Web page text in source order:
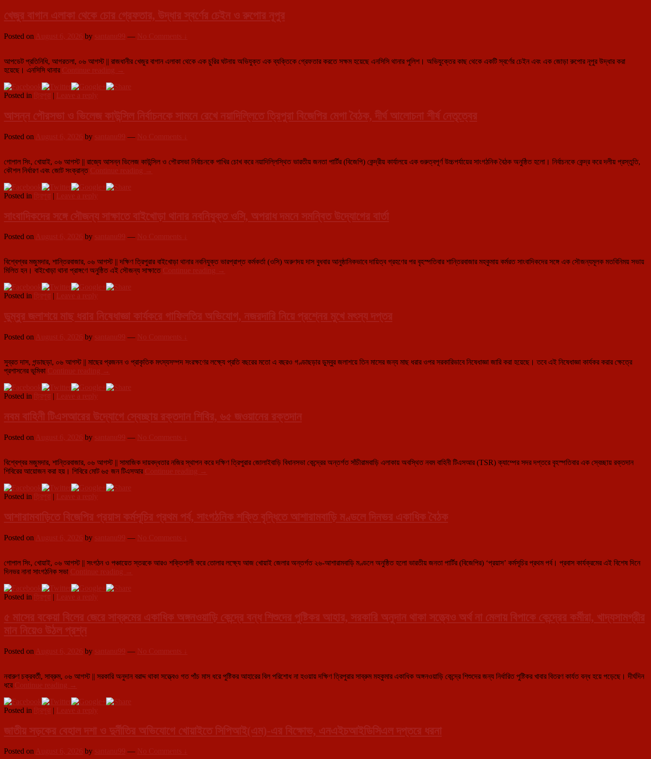
খেজুর বাগান এলাকা থেকে চোর গ্রেফতার, উদ্ধার স্বর্ণের চেইন ও রুপোর নূপুর
Posted on August 6, 2026 by santanu99 — No Comments ↓
আপডেট প্রতিনিধি, আগরতলা, ০৬ আগস্ট || রাজধানীর খেজুর বাগান এলাকা থেকে এক চুরির ঘটনায় অভিযুক্ত এক ব্যক্তিকে গ্রেফতার করতে সক্ষম হয়েছে এনসিসি থানার পুলিশ। অভিযুক্তের কাছ থেকে একটি স্বর্ণের চেইন এবং এক জোড়া রুপোর নূপুর উদ্ধার করা
হয়েছে। এনসিসি থানার Continue reading খেজুর
এলাকা
গ্রেফতার,
উদ্ধার
চেইন
রুপোর
নূপুর
→
Posted in ত্রিপুরা | Leave a reply
আসন্ন পৌরসভা ও ভিলেজ কাউন্সিল নির্বাচনকে সামনে রেখে নয়াদিল্লিতে ত্রিপুরা বিজেপির মেগা বৈঠক, দীর্ঘ আলোচনা শীর্ষ নেতৃত্বের
Posted on August 6, 2026 by santanu99 — No Comments ↓
গোপাল সিং, খোয়াই, ০৬ আগস্ট || রাজ্যে আসন্ন ভিলেজ কাউন্সিল ও পৌরসভা নির্বাচনকে পাখির চোখ করে নয়াদিল্লিস্থিত ভারতীয় জনতা পার্টির (বিজেপি) কেন্দ্রীয় কার্যালয়ে এক গুরুত্বপূর্ণ উচ্চপর্যায়ের সাংগঠনিক বৈঠক অনুষ্ঠিত হলো। নির্বাচনকে কেন্দ্র করে দলীয় প্রস্তুতি,
কৌশল নির্ধারণ এবং জোট সংক্রান্ত Continue reading আসন্ন
নির্বাচনকে
সামনে
নয়াদিল্লিতে
বিজেপির
মেগা
বৈঠক,
নেতৃত্বের
→
Posted in ত্রিপুরা | Leave a reply
সাংবাদিকদের সঙ্গে সৌজন্য সাক্ষাতে বাইখোড়া থানার নবনিযুক্ত ওসি, অপরাধ দমনে সমন্বিত উদ্যোগের বার্তা
Posted on August 6, 2026 by santanu99 — No Comments ↓
বিশ্বেশ্বর মজুমদার, শান্তিরবাজার, ০৬ আগস্ট || দক্ষিণ ত্রিপুরার বাইখোড়া থানার নবনিযুক্ত ভারপ্রাপ্ত কর্মকর্তা (ওসি) অরুণদয় দাস বুধবার আনুষ্ঠানিকভাবে দায়িত্ব গ্রহণের পর বৃহস্পতিবার শান্তিরবাজার মহকুমায় কর্মরত সাংবাদিকদের সঙ্গে এক সৌজন্যমূলক মতবিনিময় সভায়
মিলিত হন। বাইখোড়া থানা প্রাঙ্গণে অনুষ্ঠিত এই সৌজন্য সাক্ষাতে Continue reading সাংবাদিকদের
থানার
নবনিযুক্ত
সমন্বিত
উদ্যোগের
→
Posted in ত্রিপুরা | Leave a reply
ডুম্বুর জলাশয়ে মাছ ধরার নিষেধাজ্ঞা কার্যকরে গাফিলতির অভিযোগ, নজরদারি নিয়ে প্রশ্নের মুখে মৎস্য দপ্তর
Posted on August 6, 2026 by santanu99 — No Comments ↓
সুব্রত দাস, গন্ডাছড়া, ০৬ আগস্ট || মাছের প্রজনন ও প্রাকৃতিক মৎস্যসম্পদ সংরক্ষণের লক্ষ্যে প্রতি বছরের মতো এ বছরও গণ্ডাছড়ার ডুম্বুর জলাশয়ে তিন মাসের জন্য মাছ ধরার ওপর সরকারিভাবে নিষেধাজ্ঞা জারি করা হয়েছে। তবে এই নিষেধাজ্ঞা কার্যকর করার ক্ষেত্রে
প্রশাসনের ভূমিকা Continue reading ডুম্বুর
মাছ
কার্যকরে
গাফিলতির
নজরদারি
প্রশ্নের
মুখে
মৎস্য
দপ্তর
→
Posted in ত্রিপুরা | Leave a reply
নবম বাহিনী টিএসআরের উদ্যোগে স্বেচ্ছায় রক্তদান শিবির, ৬৫ জওয়ানের রক্তদান
Posted on August 6, 2026 by santanu99 — No Comments ↓
বিশ্বেশ্বর মজুমদার, শান্তিরবাজার, ০৬ আগস্ট || সামাজিক দায়বদ্ধতার নজির স্থাপন করে দক্ষিণ ত্রিপুরার জোলাইবাড়ি বিধানসভা কেন্দ্রের অন্তর্গত সাঁচীরামবাড়ি এলাকায় অবস্থিত নবম বাহিনী টিএসআর (TSR) ক্যাম্পের সদর দপ্তরে বৃহস্পতিবার এক স্বেচ্ছায় রক্তদান
শিবিরের আয়োজন করা হয়। শিবিরে মোট ৬৫ জন টিএসআর Continue reading নবম
রক্তদান
শিবির,
→
Posted in ত্রিপুরা | Leave a reply
আশারামবাড়িতে বিজেপির প্রয়াস কর্মসূচির প্রথম পর্ব, সাংগঠনিক শক্তি বৃদ্ধিতে আশারামবাড়ি মণ্ডলে দিনভর একাধিক বৈঠক
Posted on August 6, 2026 by santanu99 — No Comments ↓
গোপাল সিং, খোয়াই, ০৬ আগস্ট || সংগঠন ও পঞ্চায়েত স্তরকে আরও শক্তিশালী করে তোলার লক্ষ্যে আজ খোয়াই জেলার অন্তর্গত ২৬-আশারামবাড়ি মণ্ডলে অনুষ্ঠিত হলো ভারতীয় জনতা পার্টির (বিজেপির) ‘প্রয়াস’ কর্মসূচির প্রথম পর্ব। প্রবাস কার্যক্রমের এই বিশেষ দিনে
দিনভর নানা সাংগঠনিক সভা Continue reading আশারামবাড়িতে
প্রয়াস
পর্ব,
সাংগঠনিক
আশারামবাড়ি
একাধিক
→
Posted in ত্রিপুরা | Leave a reply
৫ মাসের বকেয়া বিলের জেরে সাব্রুমের একাধিক অঙ্গনওয়াড়ি কেন্দ্রে বন্ধ শিশুদের পুষ্টিকর আহার, সরকারি অনুদান থাকা সত্ত্বেও অর্থ না মেলায় বিপাকে কেন্দ্রের কর্মীরা, খাদ্যসামগ্রীর
মান নিয়েও উঠল প্রশ্ন
Posted on August 6, 2026 by santanu99 — No Comments ↓
নবারুণ চক্রবর্তী, সাব্রুম, ০৬ আগস্ট || সরকারি অনুদান বরাদ্দ থাকা সত্ত্বেও গত পাঁচ মাস ধরে পুষ্টিকর আহারের বিল পরিশোধ না হওয়ায় দক্ষিণ ত্রিপুরার সাব্রুম মহকুমার একাধিক অঙ্গনওয়াড়ি কেন্দ্রে শিশুদের জন্য নির্ধারিত পুষ্টিকর খাবার বিতরণ কার্যত বন্ধ হয়ে পড়েছে। দীর্ঘদিন
ধরে Continue reading ৫
বকেয়া
বিলের
সাব্রুমের
একাধিক
কেন্দ্রে
→
Posted in ত্রিপুরা | Leave a reply
জাতীয় সড়কের বেহাল দশা ও দুর্নীতির অভিযোগে খোয়াইতে সিপিআই(এম)-এর বিক্ষোভ, এনএইচআইডিসিএল দপ্তরে ধরনা
Posted on August 6, 2026 by santanu99 — No Comments ↓